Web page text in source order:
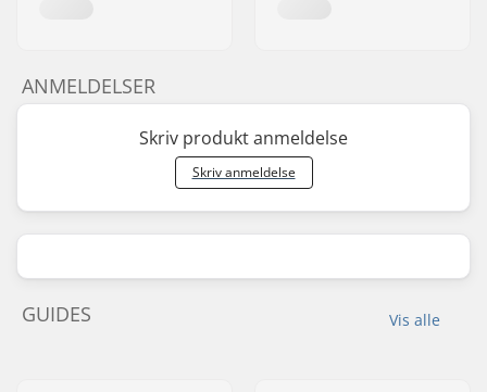
ANMELDELSER
Skriv produkt anmeldelse
Skriv anmeldelse
Vis alle
GUIDES